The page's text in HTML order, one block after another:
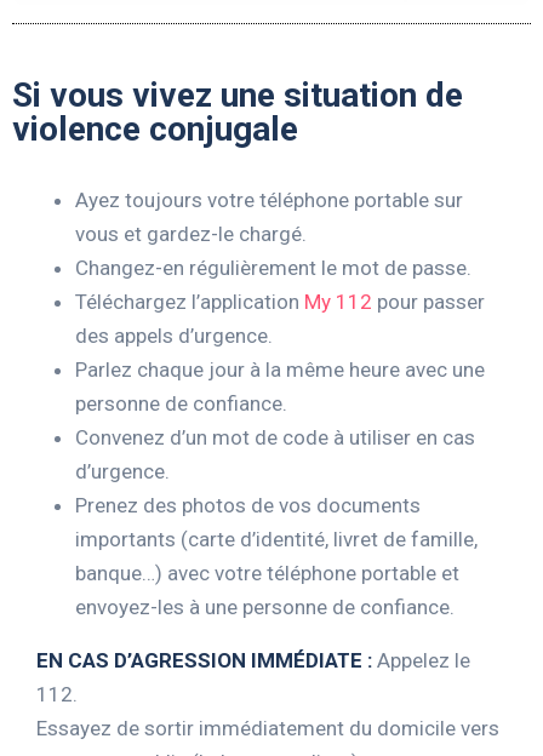
Si vous vivez une situation de
violence conjugale
Ayez toujours votre téléphone portable sur
vous et gardez-le chargé.
Changez-en régulièrement le mot de passe.
Téléchargez l’application My 112 pour passer
des appels d’urgence.
Parlez chaque jour à la même heure avec une
personne de confiance.
Convenez d’un mot de code à utiliser en cas
d’urgence.
Prenez des photos de vos documents
importants (carte d’identité, livret de famille,
banque…) avec votre téléphone portable et
envoyez-les à une personne de confiance.
EN CAS D’AGRESSION IMMÉDIATE : Appelez le
112.
Essayez de sortir immédiatement du domicile vers